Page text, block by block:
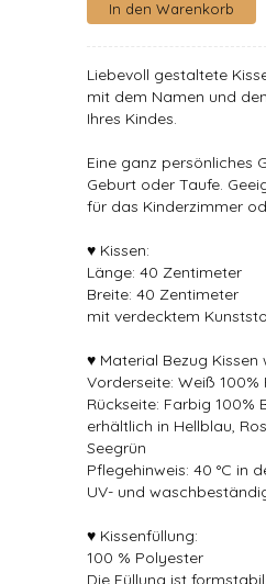
Liebevoll gestaltete
mit dem Namen und
Ihres Kindes.
Eine ganz persönliches
Geburt oder Taufe.
für das Kinderzimmer
♥ Kissen:
Länge: 40 Zentimeter
Breite: 40 Zentimeter
mit verdecktem
♥ Material Bezug Kissen
Vorderseite: Weiß 100%
Rückseite: Farbig 100%
erhältlich in Hellblau,
Seegrün
Pflegehinweis: 40 °C in
UV- und
♥ Kissenfüllung:
100 % Polyester
Die Füllung ist